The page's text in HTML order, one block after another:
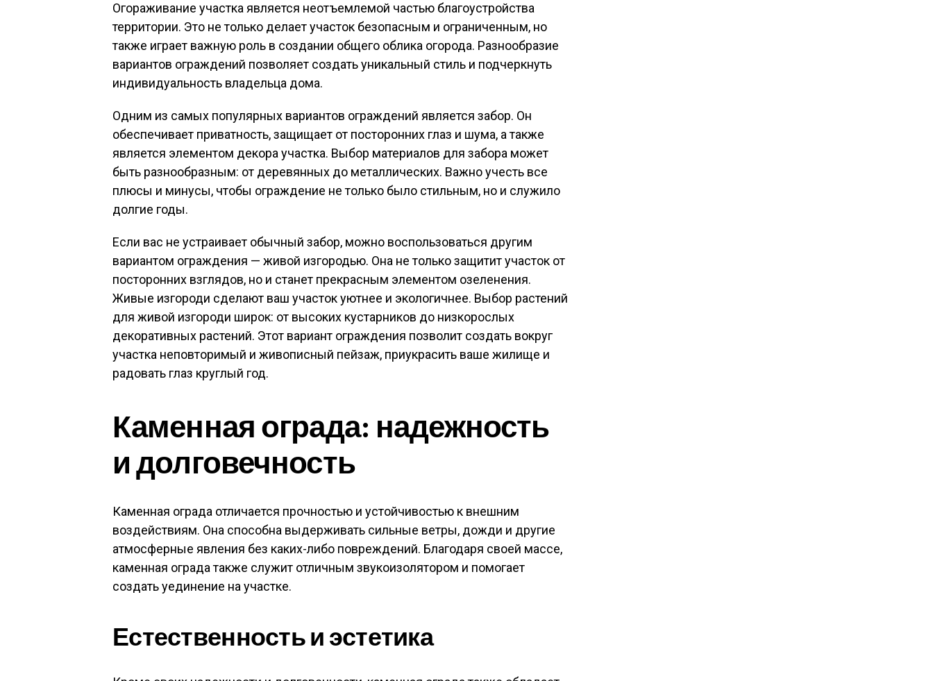
Огораживание участка является неотъемлемой частью благоустройства
территории. Это не только делает участок безопасным и ограниченным, но
также играет важную роль в создании общего облика огорода. Разнообразие
вариантов ограждений позволяет создать уникальный стиль и подчеркнуть
индивидуальность владельца дома.
Одним из самых популярных вариантов ограждений является забор. Он
обеспечивает приватность, защищает от посторонних глаз и шума, а также
является элементом декора участка. Выбор материалов для забора может
быть разнообразным: от деревянных до металлических. Важно учесть все
плюсы и минусы, чтобы ограждение не только было стильным, но и служило
долгие годы.
Если вас не устраивает обычный забор, можно воспользоваться другим
вариантом ограждения — живой изгородью. Она не только защитит участок от
посторонних взглядов, но и станет прекрасным элементом озеленения.
Живые изгороди сделают ваш участок уютнее и экологичнее. Выбор растений
для живой изгороди широк: от высоких кустарников до низкорослых
декоративных растений. Этот вариант ограждения позволит создать вокруг
участка неповторимый и живописный пейзаж, приукрасить ваше жилище и
радовать глаз круглый год.
Каменная ограда: надежность
и долговечность
Каменная ограда отличается прочностью и устойчивостью к внешним
воздействиям. Она способна выдерживать сильные ветры, дожди и другие
атмосферные явления без каких-либо повреждений. Благодаря своей массе,
каменная ограда также служит отличным звукоизолятором и помогает
создать уединение на участке.
Естественность и эстетика